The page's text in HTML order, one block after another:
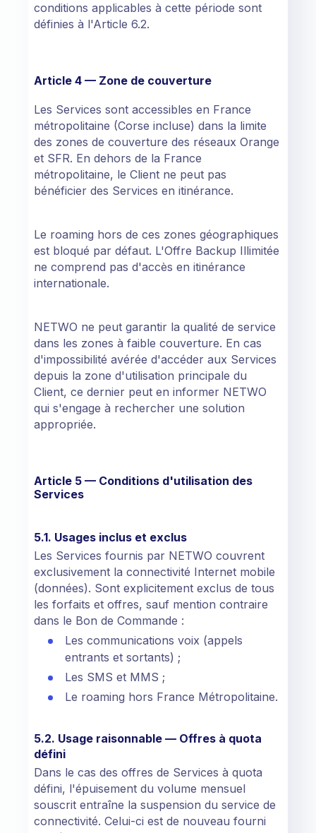
conditions applicables à cette période sont
définies à l'Article 6.2.
Article 4 — Zone de couverture
Les Services sont accessibles en France
métropolitaine (Corse incluse) dans la limite
des zones de couverture des réseaux Orange
et SFR. En dehors de la France
métropolitaine, le Client ne peut pas
bénéficier des Services en itinérance.
Le roaming hors de ces zones géographiques
est bloqué par défaut. L'Offre Backup Illimitée
ne comprend pas d'accès en itinérance
internationale.
NETWO ne peut garantir la qualité de service
dans les zones à faible couverture. En cas
d'impossibilité avérée d'accéder aux Services
depuis la zone d'utilisation principale du
Client, ce dernier peut en informer NETWO
qui s'engage à rechercher une solution
appropriée.
Article 5 — Conditions d'utilisation des
Services
5.1. Usages inclus et exclus
Les Services fournis par NETWO couvrent
exclusivement la connectivité Internet mobile
(données). Sont explicitement exclus de tous
les forfaits et offres, sauf mention contraire
dans le Bon de Commande :
Les communications voix (appels
entrants et sortants) ;
Les SMS et MMS ;
Le roaming hors France Métropolitaine.
5.2. Usage raisonnable — Offres à quota
défini
Dans le cas des offres de Services à quota
défini, l'épuisement du volume mensuel
souscrit entraîne la suspension du service de
connectivité. Celui-ci est de nouveau fourni